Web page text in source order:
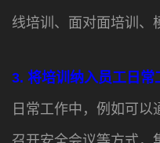
线培训、面对面培训、
3. 将培训纳入员工日常
日常工作中，例如可以